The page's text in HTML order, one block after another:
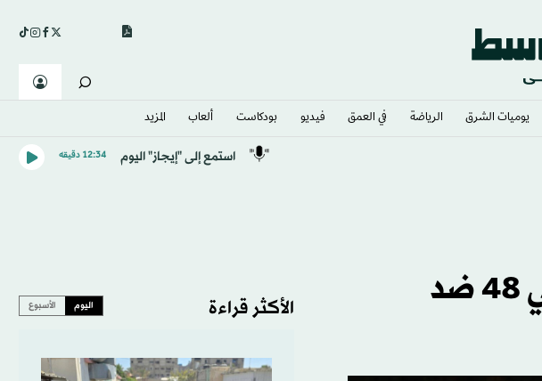
يوميات الشرق​ الرياضة في العمق فيديو بودكاست ألعاب المزيد
استمع إلى "إيجاز" اليوم 12:34 دقيقه
الشرطة الإسرائيلية تحاول منع مظاهرة لفلسطينيي 48 ضد
الأكثر قراءة اليوم الأسبوع